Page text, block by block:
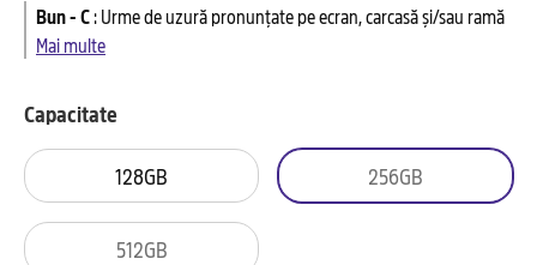
Bun - C:Urme de uzură pronunțate pe ecran, carcasă și/sau ramă
Mai multe
Capacitate
128GB 256GB
512GB